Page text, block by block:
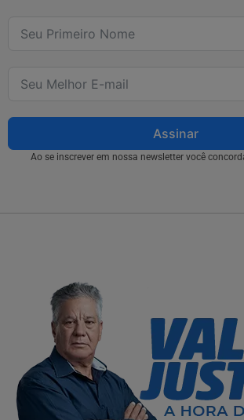
Assinar
Ao se inscrever em nossa newsletter você